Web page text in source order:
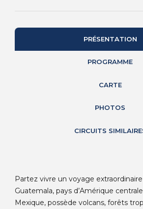
PRÉSENTATION
PROGRAMME
CARTE
PHOTOS
CIRCUITS
Partez vivre un voyage
Guatemala, pays d’Amérique
Mexique, possède volcans, forêts